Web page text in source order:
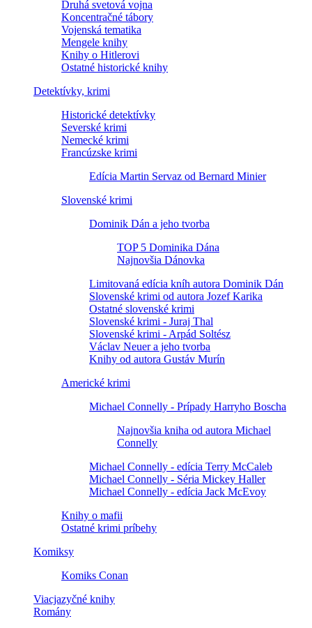
Druhá svetová vojna
Koncentračné tábory
Vojenská tematika
Mengele knihy
Knihy o Hitlerovi
Ostatné historické knihy
Detektívky, krimi
Historické detektívky
Severské krimi
Nemecké krimi
Francúzske krimi
Edícia Martin Servaz od Bernard Minier
Slovenské krimi
Dominik Dán a jeho tvorba
TOP 5 Dominika Dána
Najnovšia Dánovka
Limitovaná edícia kníh autora Dominik Dán
Slovenské krimi od autora Jozef Karika
Ostatné slovenské krimi
Slovenské krimi - Juraj Thal
Slovenské krimi - Arpád Soltész
Václav Neuer a jeho tvorba
Knihy od autora Gustáv Murín
Americké krimi
Michael Connelly - Prípady Harryho Boscha
Najnovšia kniha od autora Michael
Connelly
Michael Connelly - edícia Terry McCaleb
Michael Connelly - Séria Mickey Haller
Michael Connelly - edícia Jack McEvoy
Knihy o mafii
Ostatné krimi príbehy
Komiksy
Komiks Conan
Viacjazyčné knihy
Romány